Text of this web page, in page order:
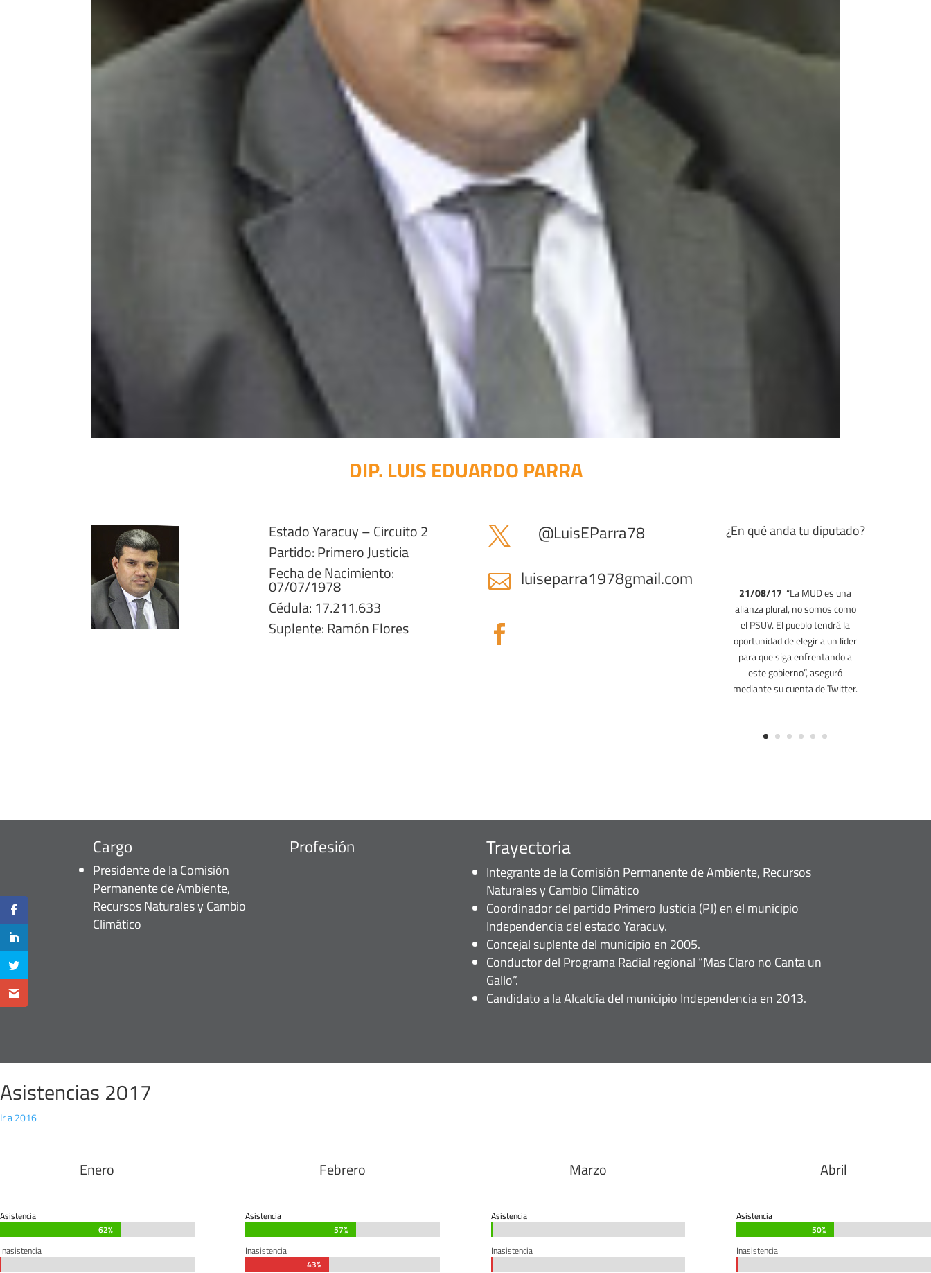
DIP. LUIS EDUARDO PARRA
Estado Yaracuy – Circuito 2
Partido: Primero Justicia
Fecha de Nacimiento:
07/07/1978
Cédula: 17.211.633
Suplente: Ramón Flores
 @LuisEParra78
 luiseparra1978gmail.com

¿En qué anda tu diputado?
21/08/17“En Venezuela
queremos contar votos, no
balas ni muertos. Del lado de la
MUD no está el adversario, el
adversario es este gobierno
corrupto”, expresó.
Cargo
Presidente de la Comisión
Permanente de Ambiente,
Recursos Naturales y Cambio
Climático
Profesión Trayectoria
Integrante de la Comisión Permanente de Ambiente, Recursos
Naturales y Cambio Climático
Coordinador del partido Primero Justicia (PJ) en el municipio
Independencia del estado Yaracuy.
Concejal suplente del municipio en 2005.
Conductor del Programa Radial regional “Mas Claro no Canta un
Gallo”.
Candidato a la Alcaldía del municipio Independencia en 2013.
Asistencias 2017
Ir a 2016
Enero
Asistencia
62%
62%
Inasistencia
Febrero
Asistencia
57%
57%
Inasistencia
43%
43%
Marzo
Asistencia
Inasistencia
Abril
Asistencia
50%
50%
Inasistencia